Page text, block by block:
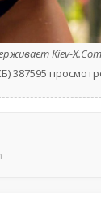
Kiev-X.Com
387595